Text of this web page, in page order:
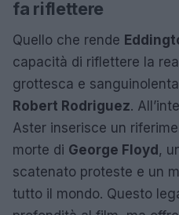
fa riflettere
Quello che rende
capacità di riflettere la
grottesca e
Robert Rodriguez.
Aster inserisce un
morte di George Floyd,
scatenato proteste e un
tutto il mondo. Questo